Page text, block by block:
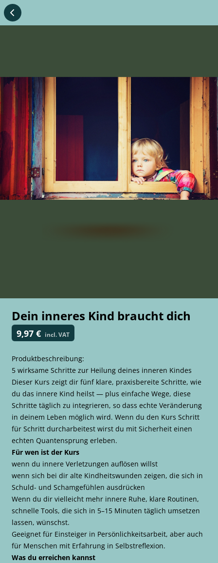
Dein inneres Kind braucht dich
9,97 € incl. VAT
Produktbeschreibung:
5 wirksame Schritte zur Heilung deines inneren Kindes
Dieser Kurs zeigt dir fünf klare, praxisbereite Schritte, wie
du das innere Kind heilst — plus einfache Wege, diese
Schritte täglich zu integrieren, so dass echte Veränderung
in deinem Leben möglich wird. Wenn du den Kurs Schritt
für Schritt durcharbeitest wirst du mit Sicherheit einen
echten Quantensprung erleben.
Für wen ist der Kurs
wenn du innere Verletzungen auflösen willst
wenn sich bei dir alte Kindheitswunden zeigen, die sich in
Schuld- und Schamgefühlen ausdrücken
Wenn du dir vielleicht mehr innere Ruhe, klare Routinen,
schnelle Tools, die sich in 5–15 Minuten täglich umsetzen
lassen, wünschst.
Geeignet für Einsteiger in Persönlichkeitsarbeit, aber auch
für Menschen mit Erfahrung in Selbstreflexion.
Was du erreichen kannst